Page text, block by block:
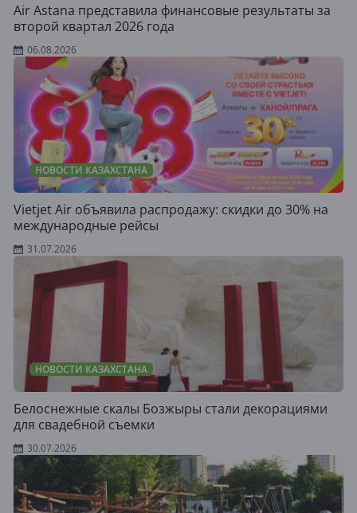
Air Astana представила финансовые результаты за
второй квартал 2026 года
06.08.2026
НОВОСТИ КАЗАХСТАНА
Vietjet Air объявила распродажу: скидки до 30% на
международные рейсы
31.07.2026
НОВОСТИ КАЗАХСТАНА
Белоснежные скалы Бозжыры стали декорациями
для свадебной съемки
30.07.2026